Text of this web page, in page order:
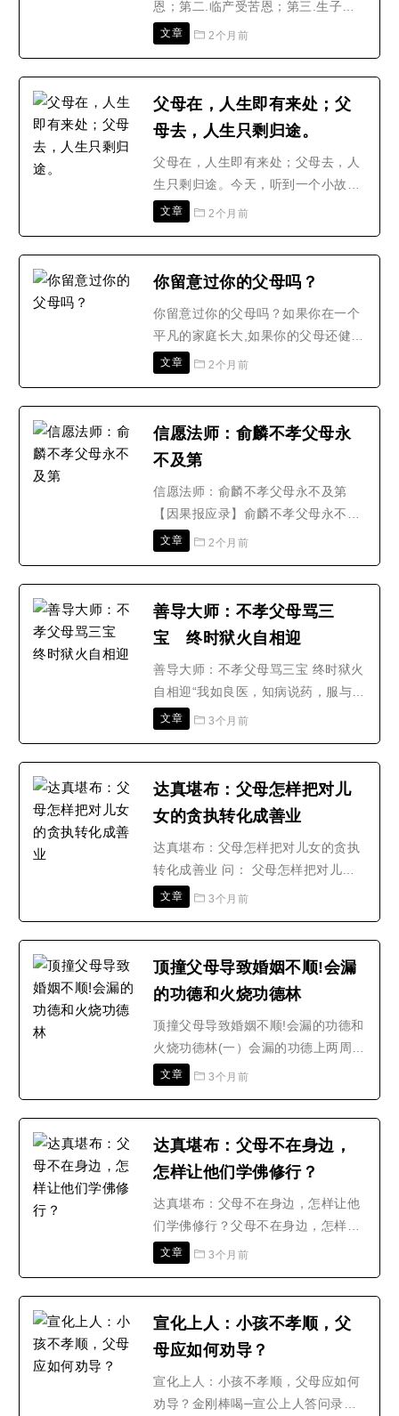
断地提高心境跟智慧，这个..
恩；第二.临产受苦恩；第三.生子忘
忧恩；第四.咽苦吐甘恩；第五.回乾
深加体恤恩；第十.究竟怜愍恩。为父
缘重，今来托母胎，月逾生五脏，七
七六精开。体重如山岳，..
文章 2个月前
父母在，人生即有来处；父
母去，人生只剩归途。
父母在，人生即有来处；父母去，人
生只剩归途。今天，听到一个小故
事：古代有个孝子叫韩伯俞。他的母
他犯错时，母亲的教训依然如故。有
亲很惊讶，几十年来打他从未哭过。
于是就问他：“为什么要哭？..
文章 2个月前
你留意过你的父母吗？
你留意过你的父母吗？如果你在一个
平凡的家庭长大,如果你的父母还健
在，不管你有没有和他们同住——如
家中的碗筷好象没洗干净；如果有一
果有一天，你发现父亲的花草树木已
渐荒废；如果有一天，你发..
文章 2个月前
信愿法师：俞麟不孝父母永
不及第
信愿法师：俞麟不孝父母永不及第
【因果报应录】俞麟不孝父母永不及
第俞麟是山西太原的儒生，从外表上
在家庭中，也看不出有忤逆父母的不
正直的好人。王用予是俞麟的同学，
与俞麟的性情截然不同，并不..
文章 2个月前
善导大师：不孝父母骂三
宝 终时狱火自相迎
善导大师：不孝父母骂三宝 终时狱火
自相迎“我如良医，知病说药，服与不
服，非医咎也。又如善导，导人善
七重铁城门门外铁蟒举头城上出火炎
身毛孔亦雨烟火人身上罗刹擎叉刺心
眼皆由心眼堕泥犁热铁..
文章 3个月前
达真堪布：父母怎样把对儿
女的贪执转化成善业
达真堪布：父母怎样把对儿女的贪执
转化成善业 问： 父母怎样把对儿女
的贪执转化成善业？答：无论对家人
发慈悲心也是应该的。但是不要把他
家人，“我”的孩子，然后去爱、去关
心，这都是贪心。..
文章 3个月前
顶撞父母导致婚姻不顺!会漏
的功德和火烧功德林
顶撞父母导致婚姻不顺!会漏的功德和
火烧功德林(一）会漏的功德上两周，
有个浙江的女孩来找师父看病，看完
看，结果师兄帮她一查，发现她的未
让我帮着一起看，我一看是车祸，和
他卜的卦象--外伤几乎相仿..
文章 3个月前
达真堪布：父母不在身边，
怎样让他们学佛修行？
达真堪布：父母不在身边，怎样让他
们学佛修行？父母不在身边，怎样让
他们学佛修行？ 答：你尽量给他们提
人的因缘，你执着也没有用。一切尽
地方有很多，这也是没有办法的事
情。不管是母子之间，还是..
文章 3个月前
宣化上人：小孩不孝顺，父
母应如何劝导？
宣化上人：小孩不孝顺，父母应如何
劝导？金刚棒喝─宣公上人答问录